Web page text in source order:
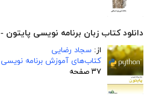
دانلود کتاب زبان برنامه نویسی پایتون - Python
از: سجاد رضایی
کتاب‌های آموزش برنامه نویسی
۳۷ صفحه